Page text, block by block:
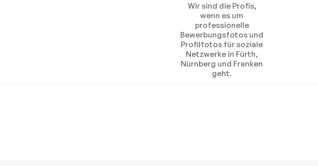
Wir sind die Profis,
wenn es um
professionelle
Bewerbungsfotos und
Profilfotos für soziale
Netzwerke in Fürth,
Nürnberg und Franken
geht.